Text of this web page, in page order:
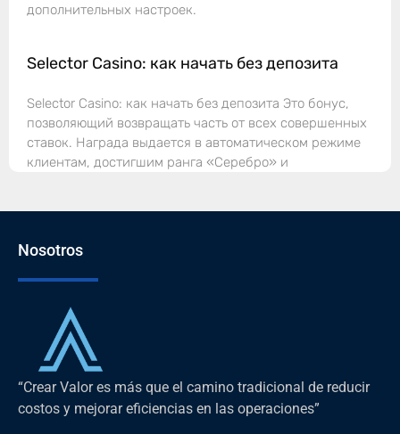
дополнительных настроек.
Selector Casino: как начать без депозита
Selector Casino: как начать без депозита Это бонус,
позволяющий возвращать часть от всех совершенных
ставок. Награда выдается в автоматическом режиме
клиентам, достигшим ранга «Серебро» и
Nosotros
“Crear Valor es más que el camino tradicional de reducir
costos y mejorar eficiencias en las operaciones”